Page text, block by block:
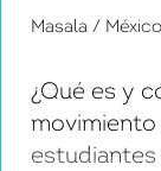
Masala / México
¿Qué es y
movimiento